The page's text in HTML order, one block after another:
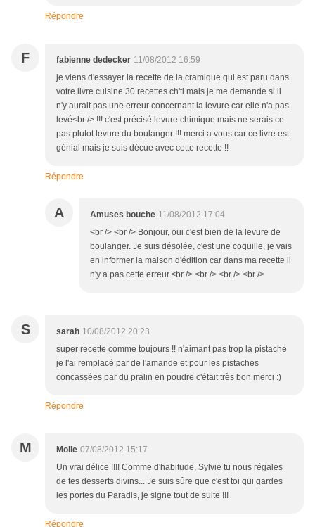
Répondre
F fabienne dedecker 11/08/2012 16:59
je viens d'essayer la recette de la cramique qui est paru dans
votre livre cuisine 30 recettes ch'ti mais je me demande si il
n'y aurait pas une erreur concernant la levure car elle n'a pas
levé<br /> !!! c'est précisé levure chimique mais ne serais ce
pas plutot levure du boulanger !!! merci a vous car ce livre est
génial mais je suis décue avec cette recette !!
Répondre
A Amuses bouche 11/08/2012 17:04
<br /> <br /> Bonjour, oui c'est bien de la levure de
boulanger. Je suis désolée, c'est une coquille, je vais
en informer la maison d'édition car dans ma recette il
n'y a pas cette erreur.<br /> <br /> <br /> <br />
S sarah 10/08/2012 20:23
super recette comme toujours !! n'aimant pas trop la pistache
je l'ai remplacé par de l'amande et pour les pistaches
concassées par du pralin en poudre c'était très bon merci :)
Répondre
M Molie 07/08/2012 15:17
Un vrai délice !!!! Comme d'habitude, Sylvie tu nous régales
de tes desserts divins... Je suis sûre que c'est toi qui gardes
les portes du Paradis, je signe tout de suite !!!
Répondre